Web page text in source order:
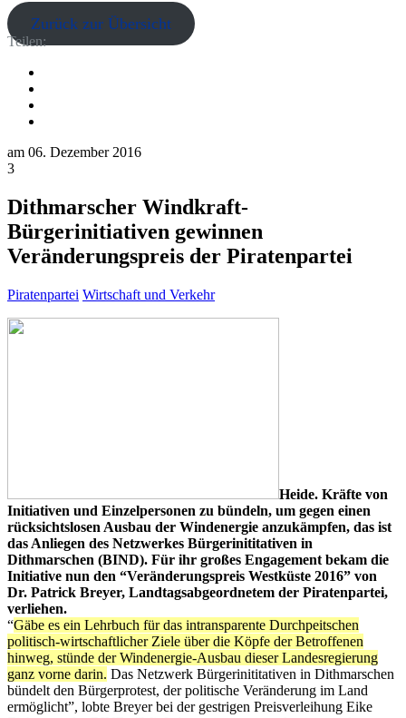
Zurück zur Übersicht
Teilen:
am 06. Dezember 2016
3
Dithmarscher Windkraft-
Bürgerinitiativen gewinnen
Veränderungspreis der Piratenpartei
Piratenpartei Wirtschaft und Verkehr
Heide. Kräfte von
Initiativen und Einzelpersonen zu bündeln, um gegen einen
rücksichtslosen Ausbau der Windenergie anzukämpfen, das ist
das Anliegen des Netzwerkes Bürgerinititativen in
Dithmarschen (BIND). Für ihr großes Engagement bekam die
Initiative nun den “Veränderungspreis Westküste 2016” von
Dr. Patrick Breyer, Landtagsabgeordnetem der Piratenpartei,
verliehen.
“Gäbe es ein Lehrbuch für das intransparente Durchpeitschen
politisch-wirtschaftlicher Ziele über die Köpfe der Betroffenen
hinweg, stünde der Windenergie-Ausbau dieser Landesregierung
ganz vorne darin. Das Netzwerk Bürgerinititativen in Dithmarschen
bündelt den Bürgerprotest, der politische Veränderung im Land
ermöglicht”, lobte Breyer bei der gestrigen Preisverleihung Eike